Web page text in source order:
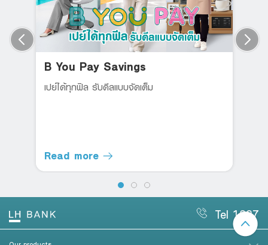
B You Pay Savings
เปย์ได้ทุกฟิล รับดีลแบบจัดเต็ม
Read more
Tel 1327